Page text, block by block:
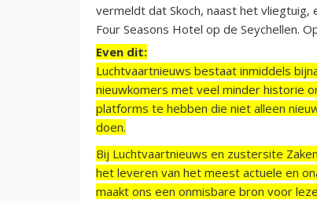
vermeldt dat Skoch, naast het vliegtuig,
Four Seasons Hotel op de Seychellen.
Even dit:
Luchtvaartnieuws bestaat inmiddels
nieuwkomers met veel minder historie
platforms te hebben die niet alleen
doen.
Bij Luchtvaartnieuws en zustersite
het leveren van het meest actuele en
maakt ons een onmisbare bron voor